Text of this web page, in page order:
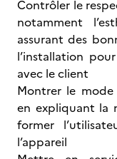
Contrôler le
notamment
assurant des
l’installation
avec le client
Montrer le
en expliquant la
former
l’appareil